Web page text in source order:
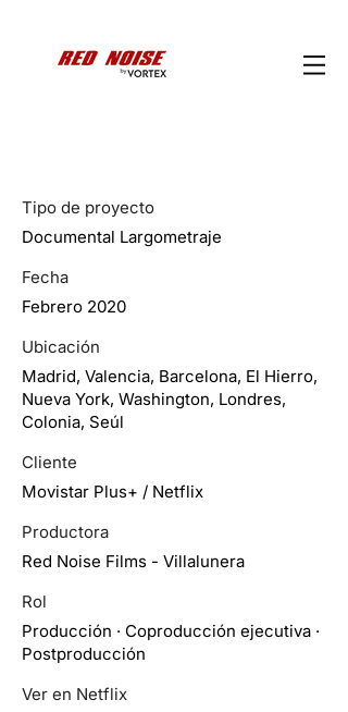
Tipo de proyecto
Documental Largometraje
Fecha
Febrero 2020
Ubicación
Madrid, Valencia, Barcelona, El Hierro,
Nueva York, Washington, Londres,
Colonia, Seúl
Cliente
Movistar Plus+ / Netflix
Productora
Red Noise Films - Villalunera
Rol
Producción · Coproducción ejecutiva ·
Postproducción
Ver en Netflix